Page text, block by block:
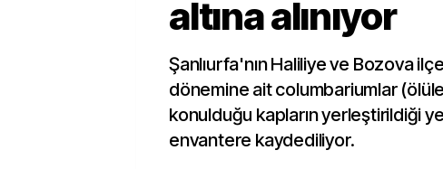
altına alınıyor
Şanlıurfa'nın Haliliye ve Bozova
dönemine ait columbariumlar
konulduğu kapların yerleştirildiği
envantere kaydediliyor.